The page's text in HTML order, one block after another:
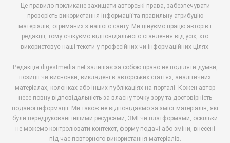
Це правило покликане захищати авторські права, забезпечувати
прозорість використання інформації та правильну атрибуцію
матеріалів, отриманих з нашого сайту. Ми цінуємо працю авторів і
редакції, тому очікуємо відповідального ставлення від усіх, хто
використовує наші тексти у професійних чи інформаційних цілях.
Редакція digestmedia.net залишає за собою право не поділяти думки,
позиції чи висновки, викладені в авторських статтях, аналітичних
матеріалах, колонках або інших публікаціях на порталі. Кожен автор
несе повну відповідальність за власну точку зору та достовірність
поданої інформації. Ми також не відповідаємо за зміст матеріалів, які
були передруковані іншими ресурсами, ЗМІ чи платформами, оскільки
не можемо контролювати контекст, форму подачі або зміни, внесені
під час повторного використання матеріалів.